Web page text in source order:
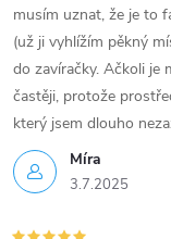
Míra
3.7.2025
musím uznat, že je to
(už ji vyhlížím pěkný
do zavíračky. Ačkoli je
častěji, protože
který jsem dlouho